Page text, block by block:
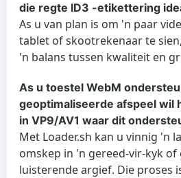
die regte ID3 -etikettering
As u van plan is om 'n paar
tablet of skootrekenaar te
'n balans tussen kwaliteit en
As u toestel WebM
geoptimaliseerde afspeel wil
in VP9/AV1 waar dit
Met Loader.sh kan u vinnig 'n
omskep in 'n gereed-vir-kyk of
luisterende argief. Die proses